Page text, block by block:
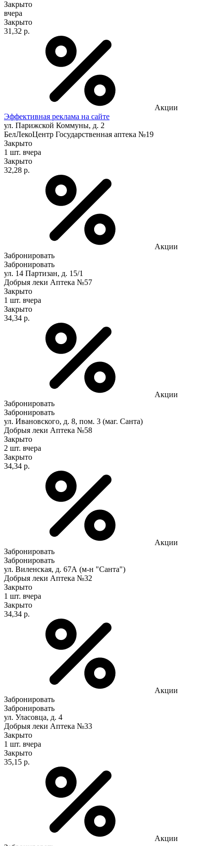
Закрыто
вчера
Закрыто
31,32 р.
Акции
Эффективная реклама на сайте
ул. Парижской Коммуны, д. 2
БелЛекоЦентр Государственная аптека №19
Закрыто
1 шт. вчера
Закрыто
32,28 р.
Акции
Забронировать
Забронировать
ул. 14 Партизан, д. 15/1
Добрыя леки Аптека №57
Закрыто
1 шт. вчера
Закрыто
34,34 р.
Акции
Забронировать
Забронировать
ул. Ивановского, д. 8, пом. 3 (маг. Санта)
Добрыя леки Аптека №58
Закрыто
2 шт. вчера
Закрыто
34,34 р.
Акции
Забронировать
Забронировать
ул. Виленская, д. 67А (м-н "Санта")
Добрыя леки Аптека №32
Закрыто
1 шт. вчера
Закрыто
34,34 р.
Акции
Забронировать
Забронировать
ул. Уласовца, д. 4
Добрыя леки Аптека №33
Закрыто
1 шт. вчера
Закрыто
35,15 р.
Акции